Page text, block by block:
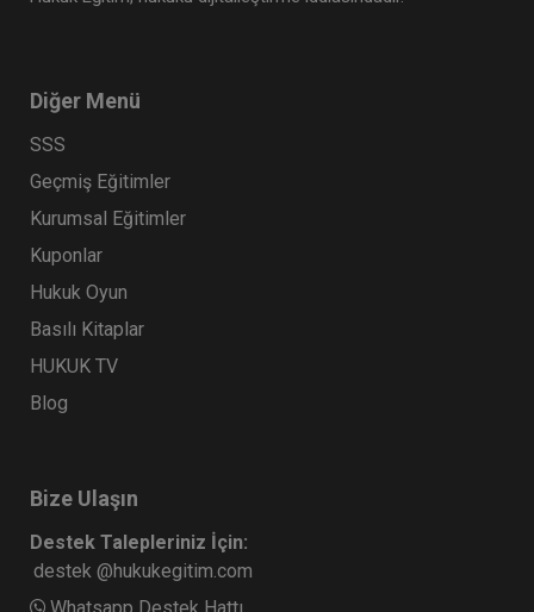
Diğer Menü
SSS
Geçmiş Eğitimler
Kurumsal Eğitimler
Kuponlar
Hukuk Oyun
Basılı Kitaplar
HUKUK TV
Blog
Bize Ulaşın
Destek Talepleriniz İçin:
destek @hukukegitim.com